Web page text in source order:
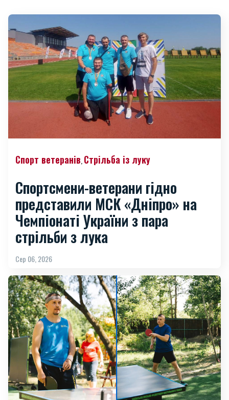
Спорт ветеранів Стрільба із луку
Спортсмени-ветерани гідно
представили МСК «Дніпро» на
Чемпіонаті України з пара
стрільби з лука
Сер 06, 2026